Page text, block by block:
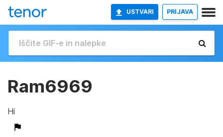
USTVARI PRIJAVA
Ram6969
Hi